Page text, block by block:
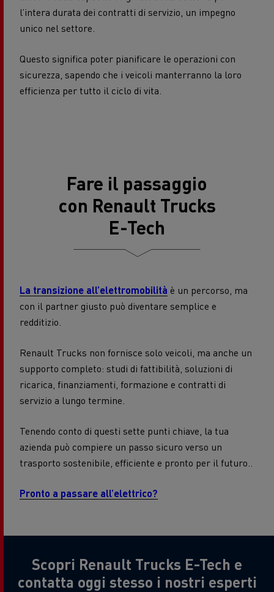
l’intera durata dei contratti di servizio, un impegno
unico nel settore.
Questo significa poter pianificare le operazioni con
sicurezza, sapendo che i veicoli manterranno la loro
efficienza per tutto il ciclo di vita.
Fare il passaggio
con Renault Trucks
E-Tech
La transizione all’elettromobilità è un percorso, ma
con il partner giusto può diventare semplice e
redditizio.
Renault Trucks non fornisce solo veicoli, ma anche un
supporto completo: studi di fattibilità, soluzioni di
ricarica, finanziamenti, formazione e contratti di
servizio a lungo termine.
Tenendo conto di questi sette punti chiave, la tua
azienda può compiere un passo sicuro verso un
trasporto sostenibile, efficiente e pronto per il futuro..
Pronto a passare all’elettrico?
Scopri Renault Trucks E-Tech e
contatta oggi stesso i nostri esperti